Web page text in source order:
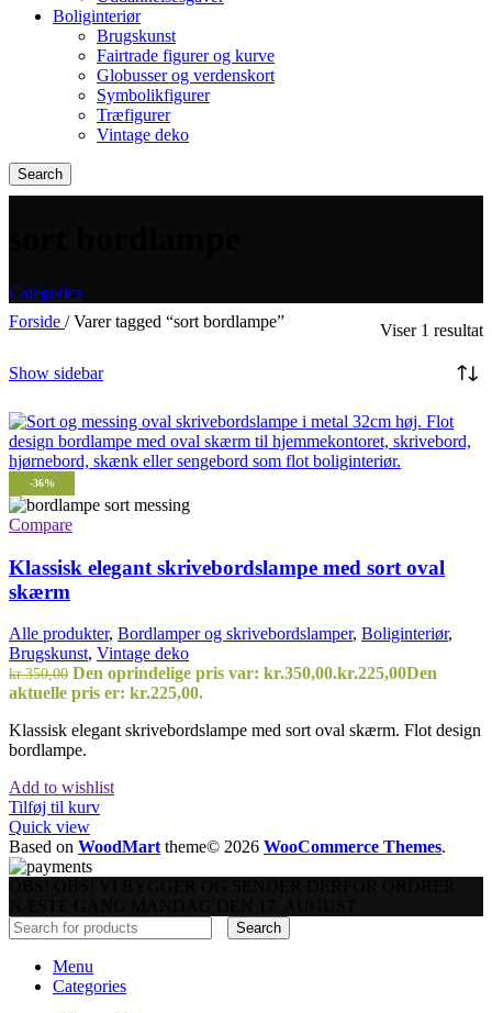
Boliginteriør
Brugskunst
Fairtrade figurer og kurve
Globusser og verdenskort
Symbolikfigurer
Træfigurer
Vintage deko
Search
Categories
Forside / Varer tagged “sort bordlampe” Viser 1 resultat
Show sidebar
-36%
Compare
Klassisk elegant skrivebordslampe med sort oval
skærm
Alle produkter, Bordlamper og skrivebordslamper, Boliginteriør,
Brugskunst, Vintage deko
kr.350,00 Den oprindelige pris var: kr.350,00.kr.225,00Den
aktuelle pris er: kr.225,00.
Klassisk elegant skrivebordslampe med sort oval skærm. Flot design
bordlampe.
Add to wishlist
Tilføj til kurv
Quick view
Based on WoodMart theme© 2026 WooCommerce Themes.
Search
Menu
Categories